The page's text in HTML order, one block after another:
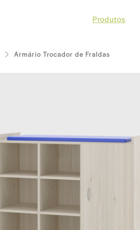
Produtos
Armário Trocador de Fraldas